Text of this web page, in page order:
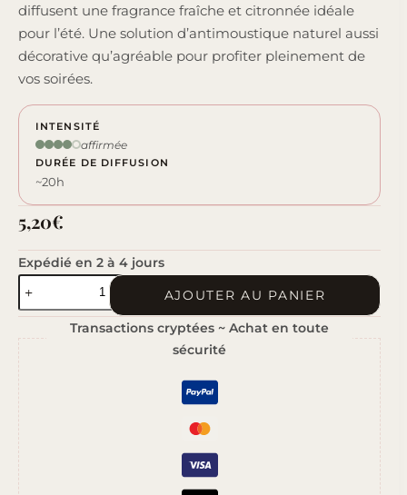
diffusent une fragrance fraîche et citronnée idéale
pour l’été. Une solution d’antimoustique naturel aussi
décorative qu’agréable pour profiter pleinement de
vos soirées.
INTENSITÉ
affirmée
DURÉE DE DIFFUSION
~20h
5,20€
Expédié en 2 à 4 jours
de
Sunflowers
AJOUTER AU PANIER
Transactions cryptées ~ Achat en toute
sécurité